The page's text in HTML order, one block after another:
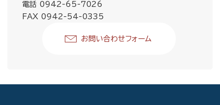
電話 0942-65-7026
FAX 0942-54-0335
お問い合わせフォーム